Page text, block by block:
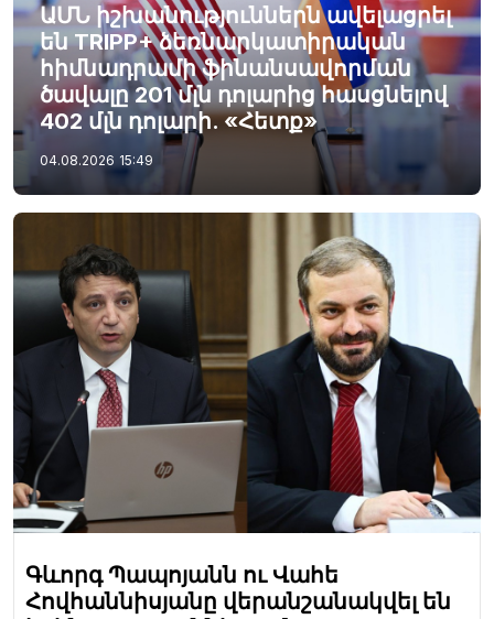
ԱՄՆ իշխանություններն ավելացրել
են TRIPP+ ձեռնարկատիրական
հիմնադրամի ֆինանսավորման
ծավալը 201 մլն դոլարից հասցնելով
402 մլն դոլարի. «Հետք»
04.08.2026 15:49
Գևորգ Պապոյանն ու Վահե
Հովհաննիսյանը վերանշանակվել են